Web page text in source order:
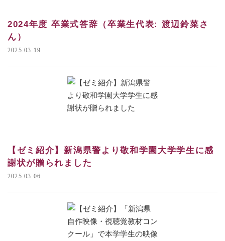
2024年度 卒業式答辞（卒業生代表: 渡辺鈴菜さ
ん）
2025.03.19
【ゼミ紹介】新潟県警より敬和学園大学学生に感
謝状が贈られました
2025.03.06